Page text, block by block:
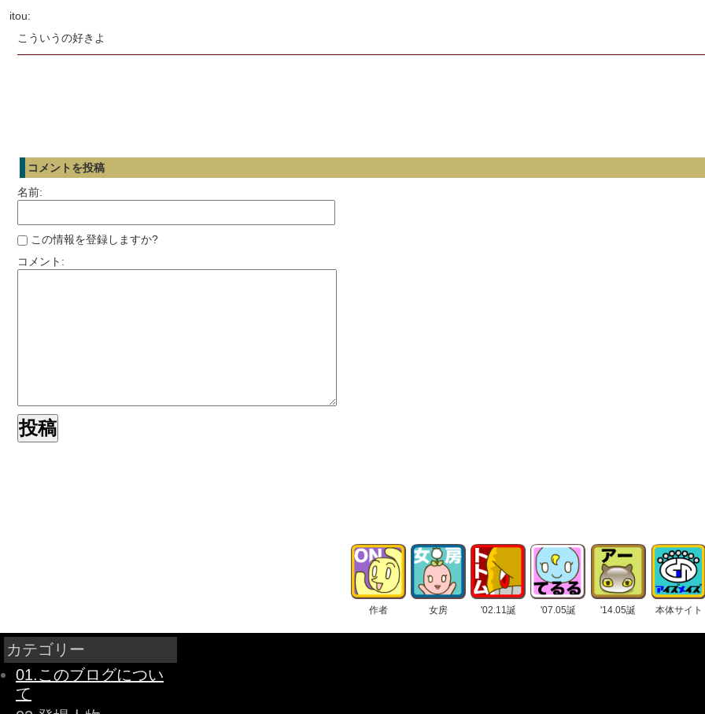
itou:
こういうの好きよ
コメントを投稿
名前:
この情報を登録しますか?
コメント:
作者 女房 '02.11誕 '07.05誕 '14.05誕 本体サイト
カテゴリー
01.このブログについ
て